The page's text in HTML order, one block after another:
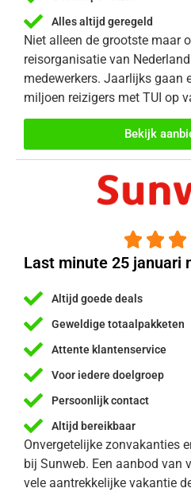
Alles altijd geregeld
Niet alleen de grootste maar
reisorganisatie van
medewerkers. Jaarlijks gaan
miljoen reizigers met TUI op
Bekijk
  
Last minute 25 januari
Altijd goede deals
Geweldige totaalpakketen
Attente klantenservice
Voor iedere doelgroep
Persoonlijk contact
Altijd bereikbaar
Onvergetelijke zonvakanties
bij Sunweb. Een aanbod van
vele aantrekkelijke vakantie